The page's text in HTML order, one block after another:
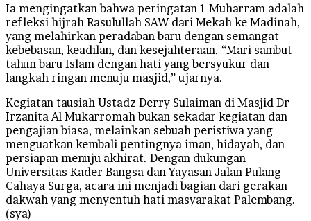
Ia mengingatkan bahwa peringatan 1 Muharram adalah
refleksi hijrah Rasulullah SAW dari Mekah ke Madinah,
yang melahirkan peradaban baru dengan semangat
kebebasan, keadilan, dan kesejahteraan. “Mari sambut
tahun baru Islam dengan hati yang bersyukur dan
langkah ringan menuju masjid,” ujarnya.
Kegiatan tausiah Ustadz Derry Sulaiman di Masjid Dr
Irzanita Al Mukarromah bukan sekadar kegiatan dan
pengajian biasa, melainkan sebuah peristiwa yang
menguatkan kembali pentingnya iman, hidayah, dan
persiapan menuju akhirat. Dengan dukungan
Universitas Kader Bangsa dan Yayasan Jalan Pulang
Cahaya Surga, acara ini menjadi bagian dari gerakan
dakwah yang menyentuh hati masyarakat Palembang.
(sya)